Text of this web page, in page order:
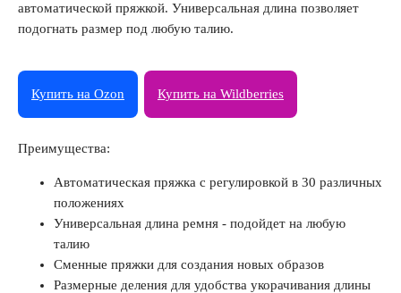
автоматической пряжкой. Универсальная длина позволяет
подогнать размер под любую талию.
Купить на Ozon Купить на Wildberries
Преимущества:
Автоматическая пряжка с регулировкой в 30 различных
положениях
Универсальная длина ремня - подойдет на любую
талию
Сменные пряжки для создания новых образов
Размерные деления для удобства укорачивания длины